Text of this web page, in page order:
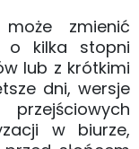
zmienić
o kilka stopni
lub z krótkimi
dni, wersje
w biurze,